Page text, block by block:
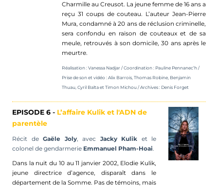
Charmille au Creusot. La jeune femme de 16 ans a
reçu 31 coups de couteau. L’auteur Jean-Pierre
Mura, condamné à 20 ans de réclusion criminelle,
sera confondu en raison de couteaux et de sa
meule, retrouvés à son domicile, 30 ans après le
meurtre.
Réalisation : Vanessa Nadjar /Coordination : Pauline Pennanec’h /
Prise de son et vidéo : Alix Barrois, Thomas Robine, Benjamin
Thuau,Cyril Balta et Timon Michou/Archives : Denis Forget
EPISODE 6 - L’affaire Kulik et l'ADN de
parentèle
Récit de Gaële Joly, avec Jacky Kulik et le
colonel de gendarmerie Emmanuel Pham-Hoai.
Dans la nuit du 10 au 11 janvier 2002, Elodie Kulik,
jeune directrice d’agence, disparaît dans le
département de la Somme. Pas de témoins, mais